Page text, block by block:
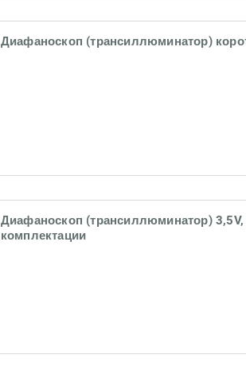
Диафаноскоп (трансиллюминатор)
Диафаноскоп (трансиллюминатор) 3,5V,
комплектации